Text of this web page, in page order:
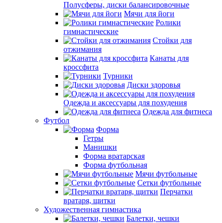
Полусферы, диски балансировочные
Мячи для йоги
Ролики
гимнастические
Стойки для
отжимания
Канаты для
кроссфита
Турники
Диски здоровья
Одежда и аксессуары для похудения
Одежда для фитнеса
Футбол
Форма
Гетры
Манишки
Форма вратарская
Форма футбольная
Мячи футбольные
Сетки футбольные
Перчатки
вратаря, щитки
Художественная гимнастика
Балетки, чешки